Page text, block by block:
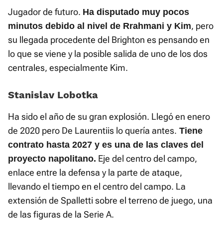
Jugador de futuro. Ha disputado muy pocos
minutos debido al nivel de Rrahmani y Kim, pero
su llegada procedente del Brighton es pensando en
lo que se viene y la posible salida de uno de los dos
centrales, especialmente Kim.
Stanislav Lobotka
Ha sido el año de su gran explosión. Llegó en enero
de 2020 pero De Laurentiis lo quería antes. Tiene
contrato hasta 2027 y es una de las claves del
proyecto napolitano. Eje del centro del campo,
enlace entre la defensa y la parte de ataque,
llevando el tiempo en el centro del campo. La
extensión de Spalletti sobre el terreno de juego, una
de las figuras de la Serie A.